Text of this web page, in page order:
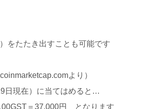
をたたき出すことも可能です
coinmarketcap.comより）
日現在）に当てはめると…
＝37,000円 となります